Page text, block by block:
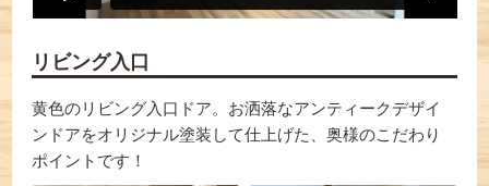
リビング入口
黄色のリビング入口ドア。お洒落なアンティークデザイ
ンドアをオリジナル塗装して仕上げた、奥様のこだわり
ポイントです！